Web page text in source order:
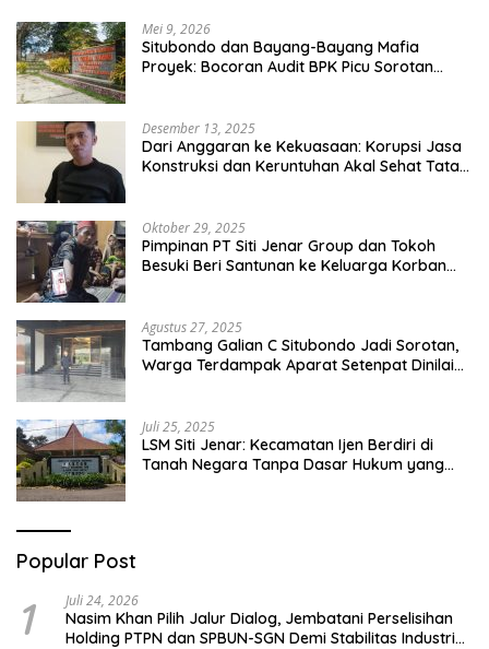
Mei 9, 2026
Situbondo dan Bayang-Bayang Mafia
Proyek: Bocoran Audit BPK Picu Sorotan
Desember 13, 2025
Dari Anggaran ke Kekuasaan: Korupsi Jasa
Konstruksi dan Keruntuhan Akal Sehat Tata
Oktober 29, 2025
Pimpinan PT Siti Jenar Group dan Tokoh
Besuki Beri Santunan ke Keluarga Korban
Agustus 27, 2025
Tambang Galian C Situbondo Jadi Sorotan,
Warga Terdampak Aparat Setenpat Dinilai
Juli 25, 2025
LSM Siti Jenar: Kecamatan Ijen Berdiri di
Tanah Negara Tanpa Dasar Hukum yang
Popular Post
1 Juli 24, 2026
Nasim Khan Pilih Jalur Dialog, Jembatani Perselisihan
Holding PTPN dan SPBUN-SGN Demi Stabilitas Industri